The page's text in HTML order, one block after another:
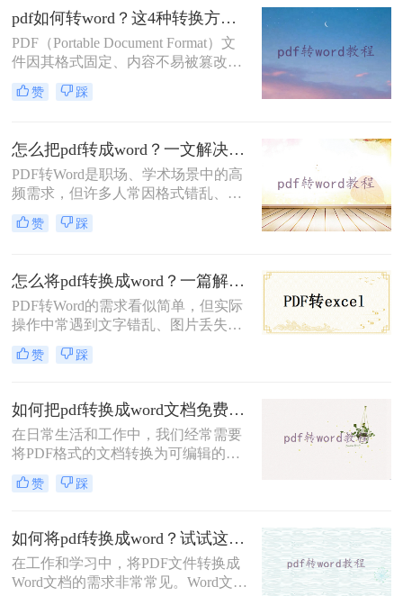
题。那么怎么把pdf转成可编辑的word
呢？本文将详细介绍几种将PDF转换
为可编辑Word的方法。
pdf如何转word？这4种转换方法试试！
PDF（Portable Document Format）文
件因其格式固定、内容不易被篡改以
及跨平台兼容性等特性，在日常办公
和学习中得到了广泛应用。然而，在
编辑和修改。那么pdf如何转word呢？
本文将详细介绍四种将PDF转换为
Word的高效方法。
赞 踩
怎么把pdf转成word？一文解决所有转换难题！
PDF转Word是职场、学术场景中的高
频需求，但许多人常因格式错乱、图
片丢失、扫描件无法编辑等问题而头
疼。那么怎么把pdf转成word呢？本文
处理等复杂需求，并附赠提升转换质
量的独家技巧。
赞 踩
怎么将pdf转换成word？一篇解决所有痛点的终极指南！
PDF转Word的需求看似简单，但实际
操作中常遇到文字错乱、图片丢失、
表格变形等问题。那么怎么将pdf转换
成word呢？本文将从基础操作、专业
修复五大维度，提供一套零门槛到高
阶的完整解决方案，助你轻松应对各
类PDF转换难题。
赞 踩
如何把pdf转换成word文档免费？这3种转换方法可以尝试！
在日常生活和工作中，我们经常需要
将PDF格式的文档转换为可编辑的
Word文档。虽然市面上有很多付费的
PDF转换工具，但也有一些免费的方
转换成word文档免费呢？本文将介绍
三种免费将PDF转换成Word文档的方
法。
赞 踩
如何将pdf转换成word？试试这3种实用方法!
在工作和学习中，将PDF文件转换成
Word文档的需求非常常见。Word文档